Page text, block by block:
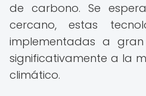
de carbono. Se
cercano, estas
implementadas a
significativamente a la
climático.